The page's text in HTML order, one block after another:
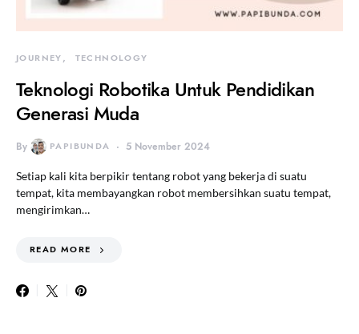
JOURNEY TECHNOLOGY
Teknologi Robotika Untuk Pendidikan
Generasi Muda
By PAPIBUNDA 5 November 2024
Setiap kali kita berpikir tentang robot yang bekerja di suatu
tempat, kita membayangkan robot membersihkan suatu tempat,
mengirimkan…
READ MORE